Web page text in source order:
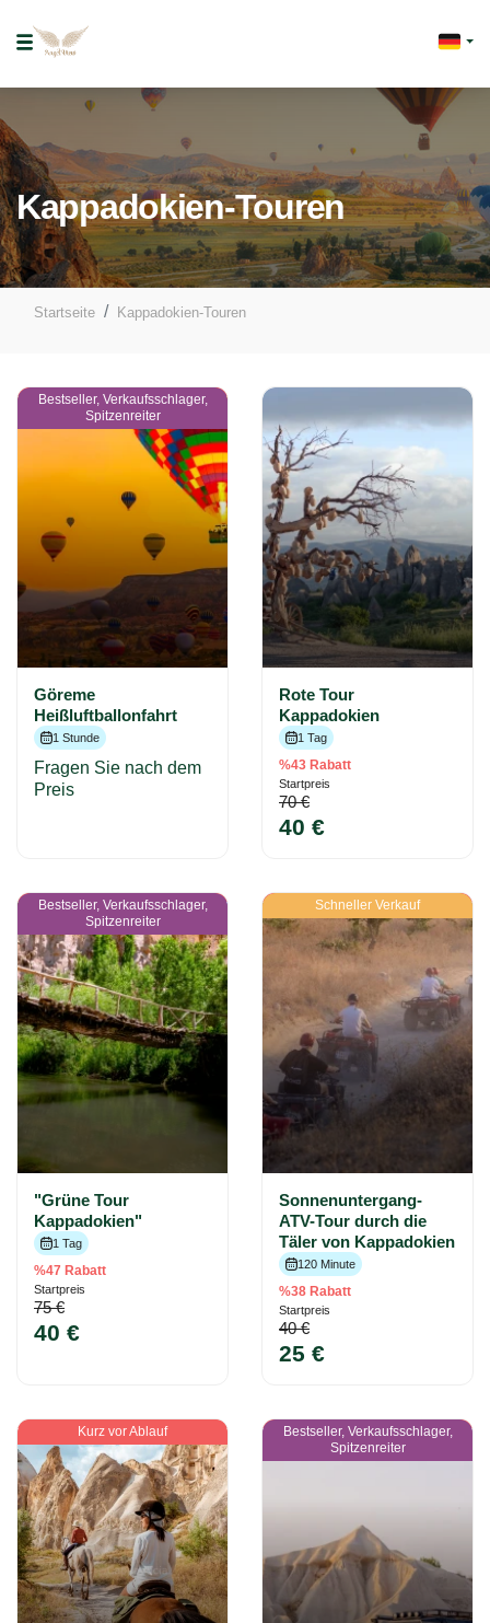
Kappadokien-Touren
Startseite Kappadokien-Touren
Bestseller, Verkaufsschlager,
Spitzenreiter
Göreme
Heißluftballonfahrt
1 Stunde
Fragen Sie nach dem
Preis
Rote Tour
Kappadokien
1 Tag
%43 Rabatt
Startpreis
70 €
40 €
Bestseller, Verkaufsschlager,
Spitzenreiter
"Grüne Tour
Kappadokien"
1 Tag
%47 Rabatt
Startpreis
75 €
40 €
Schneller Verkauf
Sonnenuntergang-
ATV-Tour durch die
Täler von Kappadokien
120 Minute
%38 Rabatt
Startpreis
40 €
25 €
Kurz vor Ablauf
Bestseller, Verkaufsschlager,
Spitzenreiter